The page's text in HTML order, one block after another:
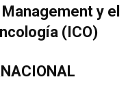
y el
(ICO)